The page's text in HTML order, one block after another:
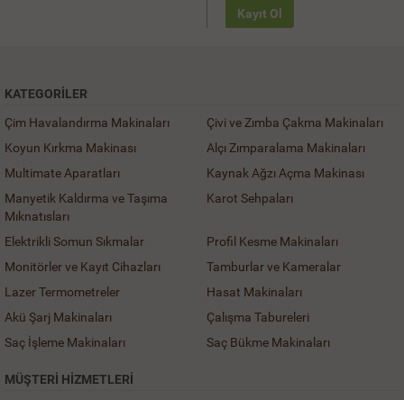
Kayıt Ol
KATEGORILER
Çim Havalandırma Makinaları
Çivi ve Zımba Çakma Makinaları
Koyun Kırkma Makinası
Alçı Zımparalama Makinaları
Multimate Aparatları
Kaynak Ağzı Açma Makinası
Manyetik Kaldırma ve Taşıma
Mıknatısları
Karot Sehpaları
Elektrikli Somun Sıkmalar
Profil Kesme Makinaları
Monitörler ve Kayıt Cihazları
Tamburlar ve Kameralar
Lazer Termometreler
Hasat Makinaları
Akü Şarj Makinaları
Çalışma Tabureleri
Saç İşleme Makinaları
Saç Bükme Makinaları
MÜŞTERI HIZMETLERI